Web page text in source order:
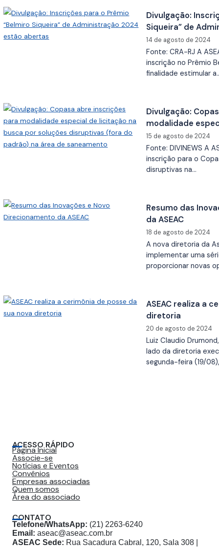
Divulgação:
Siqueira” de
14 de agosto de 2024
Fonte: CRA-RJ A
inscrição no Prêmio
finalidade estimular
Divulgação:
modalidade
soluções
saneamento
15 de agosto de 2024
Fonte: DIVINEWS A
inscrição para o
disruptivas na…
Resumo das
da ASEAC
18 de agosto de 2024
A nova diretoria da
implementar uma
proporcionar novas
ASEAC realiza a
diretoria
20 de agosto de 2024
Luiz Claudio
lado da diretoria
segunda-feira (19/
ACESSO RÁPIDO
Página Inicial
Associe-se
Notícias e Eventos
Convênios
Empresas associadas
Quem somos
Área do associado
CONTATO
Telefone/WhatsApp: (21) 2263-6240
Email: aseac@aseac.com.br
ASEAC Sede: Rua Sacadura Cabral, 120, Sala 308 |